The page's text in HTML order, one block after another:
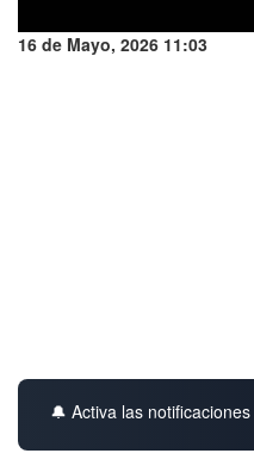
16 de Mayo, 2026 11:03
🔔 Activa las